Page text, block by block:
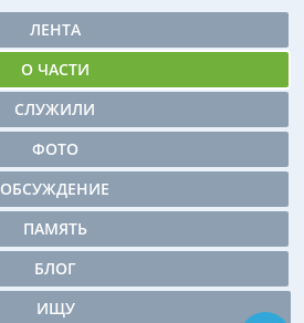
ЛЕНТА
О ЧАСТИ
СЛУЖИЛИ
ФОТО
ОБСУЖДЕНИЕ
ПАМЯТЬ
БЛОГ
ИЩУ